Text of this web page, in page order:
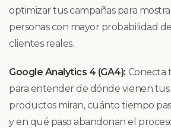
optimizar tus campañas para
personas con mayor probabilidad
clientes reales.
Google Analytics 4 (GA4): Conecta
para entender de dónde vienen tus
productos miran, cuánto tiempo
y en qué paso abandonan el